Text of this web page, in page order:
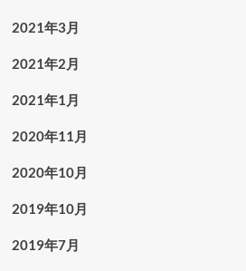
2021年3月
2021年2月
2021年1月
2020年11月
2020年10月
2019年10月
2019年7月